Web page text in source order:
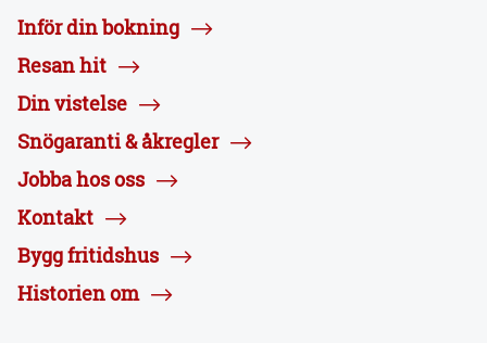
Inför din bokning
Resan hit
Din vistelse
Snögaranti & åkregler
Jobba hos oss
Kontakt
Bygg fritidshus
Historien om